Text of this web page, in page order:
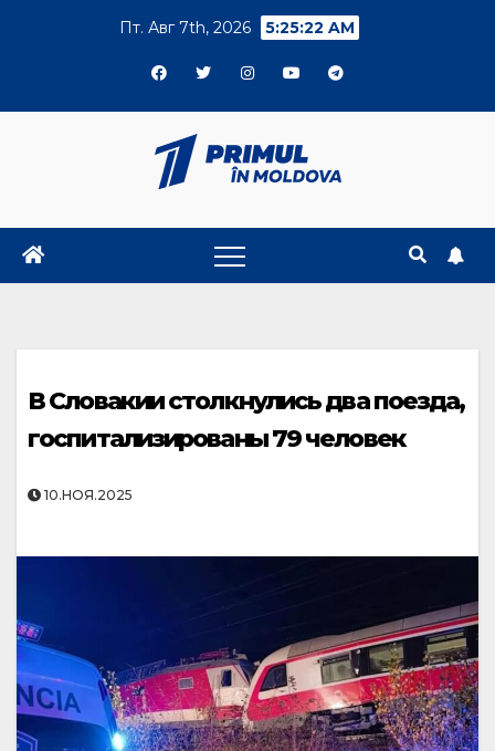
Пт. Авг 7th, 2026 5:25:23 AM
В Словакии столкнулись два поезда,
госпитализированы 79 человек
10.НОЯ.2025